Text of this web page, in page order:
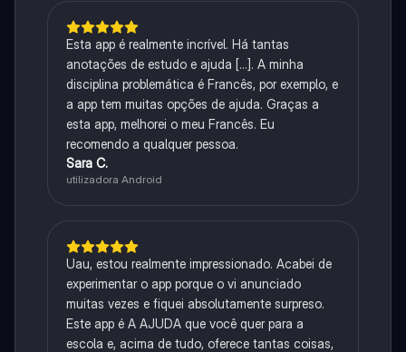
Esta app é realmente incrível. Há tantas
anotações de estudo e ajuda [...]. A minha
disciplina problemática é Francês, por exemplo, e
a app tem muitas opções de ajuda. Graças a
esta app, melhorei o meu Francês. Eu
recomendo a qualquer pessoa.
Sara C.
utilizadora Android
Uau, estou realmente impressionado. Acabei de
experimentar o app porque o vi anunciado
muitas vezes e fiquei absolutamente surpreso.
Este app é A AJUDA que você quer para a
escola e, acima de tudo, oferece tantas coisas,